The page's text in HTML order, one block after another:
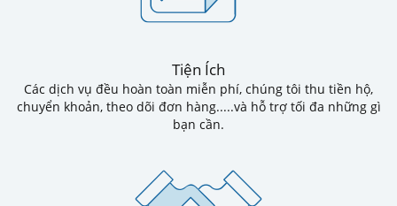
Tiện Ích
Các dịch vụ đều hoàn toàn miễn phí, chúng tôi thu tiền hộ,
chuyển khoản, theo dõi đơn hàng.....và hỗ trợ tối đa những gì
bạn cần.